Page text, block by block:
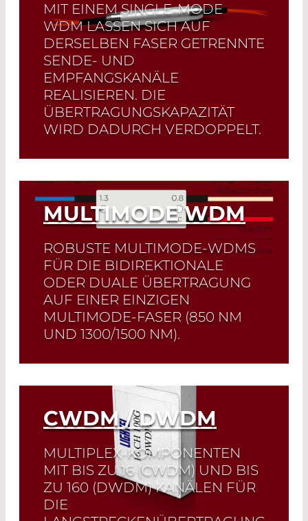
MIT EINEM SINGLE-MODE
WDM LASSEN SICH AUF
DERSELBEN FASER GETRENNTE
SENDE- UND
EMPFANGSKANÄLE
REALISIEREN. DIE
ÜBERTRAGUNGSKAPAZITÄT
WIRD DADURCH VERDOPPELT.
Read More
MULTIMODE WDM
ROBUSTE MULTIMODE-WDMS
FÜR DIE BIDIREKTIONALE
ODER DUALE ÜBERTRAGUNG
AUF EINER EINZIGEN
MULTIMODE-FASER (850 NM
UND 1300/1500 NM).
Eine Komponente für
Datenkommunikations- und
Sensoranwendungen.
Read More
CWDM / DWDM
MULTIPLEX-KOMPONENTEN
MIT BIS ZU 16 (CWDM) UND BIS
ZU 160 (DWDM) KANÄLEN FÜR
DIE